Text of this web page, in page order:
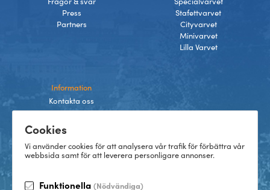
Cookies
Vi använder cookies för att analysera vår trafik för förbättra vår
webbsida samt för att leverera personligare annonser.
Funktionella (Nödvändiga)
Press
Partners
Stafettvarvet
Cityvarvet
Minivarvet
Lilla Varvet
Information
Kontakta oss
Villkor
Cookies